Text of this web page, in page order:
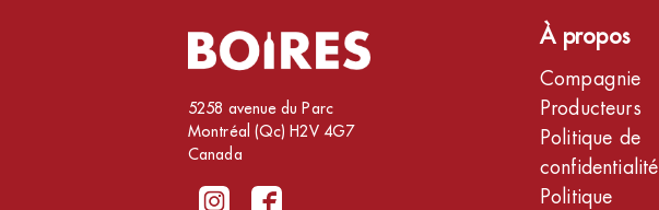
5258 avenue du Parc
Montréal (Qc) H2V 4G7
Canada
À propos
Compagnie
Producteurs
Politique de
confidentialité
Politique